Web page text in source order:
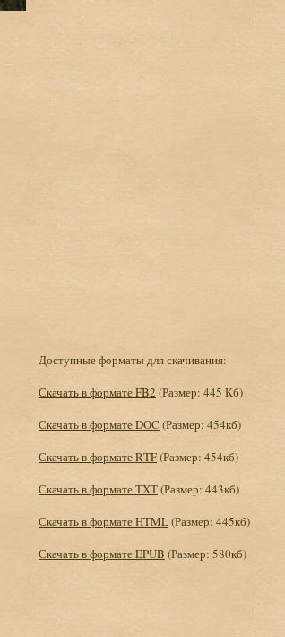
Доступные форматы для скачивания:
Скачать в формате FB2 (Размер: 445 Кб)
Скачать в формате DOC (Размер: 454кб)
Скачать в формате RTF(Размер: 454кб)
Скачать в формате TXT(Размер: 443кб)
Скачать в формате HTML(Размер: 445кб)
Скачать в формате EPUB (Размер: 580кб)